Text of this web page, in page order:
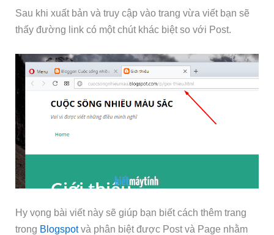
Sau khi xuất bản và truy cập vào trang vừa viết bạn sẽ
thấy đường link có một chút khác biệt so với Post.
Hy vọng bài viết này sẽ giúp bạn biết cách thêm trang
trong Blogspotvà phân biệt được Post và Page nhằm